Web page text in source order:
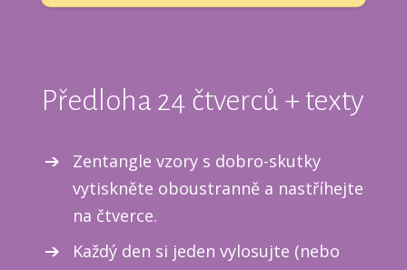
Předloha 24 čtverců + texty
Zentangle vzory s dobro-skutky
vytiskněte oboustranně a nastříhejte
na čtverce.
Každý den si jeden vylosujte (nebo